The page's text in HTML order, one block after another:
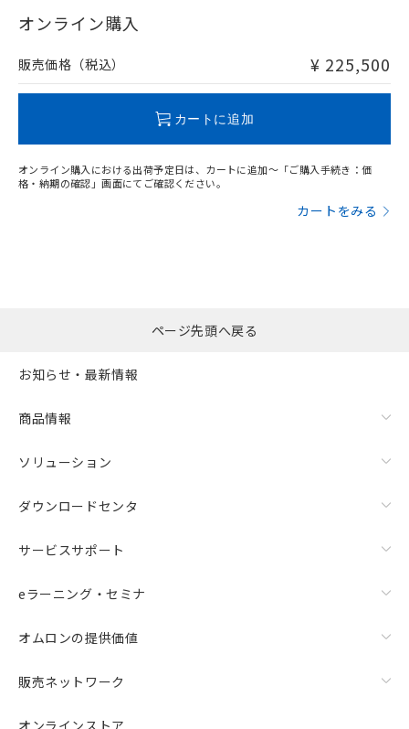
オンライン購入
販売価格（税込） ¥ 225,500
カートに追加
オンライン購入における出荷予定日は、カートに追加～「ご購入手続き：価
格・納期の確認」画面にてご確認ください。
カートをみる
ページ先頭へ戻る
お知らせ・最新情報
商品情報
ソリューション
ダウンロードセンタ
サービスサポート
eラーニング・セミナ
オムロンの提供価値
販売ネットワーク
オンラインストア